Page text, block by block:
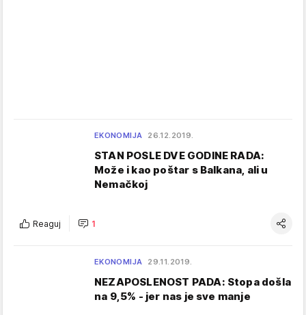
EKONOMIJA 26.12.2019.
STAN POSLE DVE GODINE RADA:
Može i kao poštar s Balkana, ali u
Nemačkoj
Reaguj 1
EKONOMIJA 29.11.2019.
NEZAPOSLENOST PADA: Stopa došla
na 9,5% - jer nas je sve manje